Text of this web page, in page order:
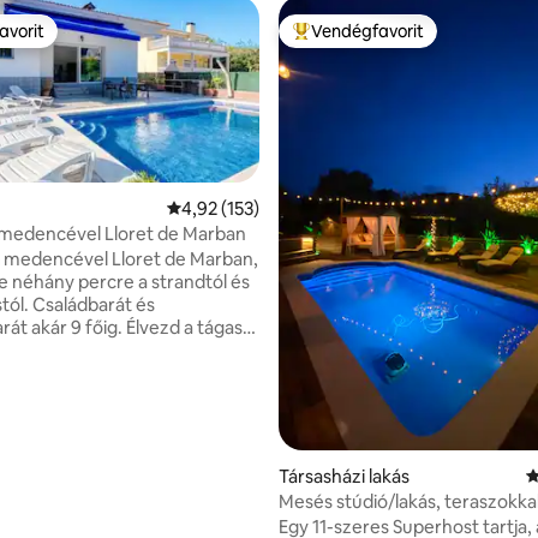
439 vélemény
Átlagos értékelés: 5/4,92, 153 vélemény
4,92 (153)
Lloret de Marban
medencével Lloret de Marban,
néhány percre a strandtól és
Családbarát és
akár 9 főig. Élvezd a tágas
Kiemelt vendégfavorit
Vendégfavorit
Társasházi lakás
Mesés stúdió/lakás,
medencével és kabinnal.
Egy 11-szeres Superhost tartja,